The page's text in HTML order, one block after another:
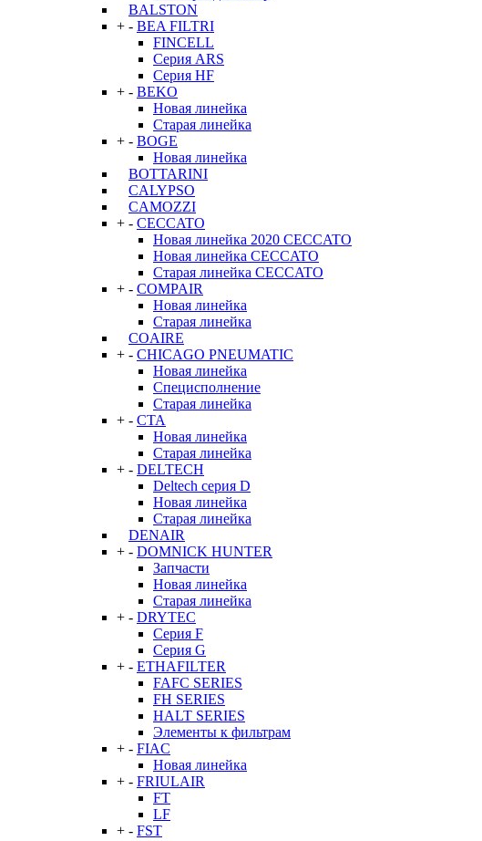
BALSTON
+ - BEA FILTRI
FINCELL
Серия ARS
Серия HF
+ - BEKO
Новая линейка
Старая линейка
+ - BOGE
Новая линейка
BOTTARINI
CALYPSO
CAMOZZI
+ - CECCATO
Новая линейка 2020 CECCATO
Новая линейка CECCATO
Старая линейка CECCATO
+ - COMPAIR
Новая линейка
Старая линейка
COAIRE
+ - CHICAGO PNEUMATIC
Новая линейка
Специсполнение
Старая линейка
+ - CTA
Новая линейка
Старая линейка
+ - DELTECH
Deltech серия D
Новая линейка
Старая линейка
DENAIR
+ - DOMNICK HUNTER
Запчасти
Новая линейка
Старая линейка
+ - DRYTEC
Серия F
Серия G
+ - ETHAFILTER
FAFC SERIES
FH SERIES
HALT SERIES
Элементы к фильтрам
+ - FIAC
Новая линейка
+ - FRIULAIR
FT
LF
+ - FST